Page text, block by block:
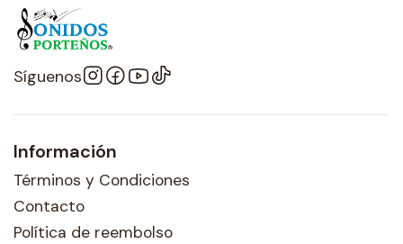
Síguenos
Información
Términos y Condiciones
Contacto
Política de reembolso